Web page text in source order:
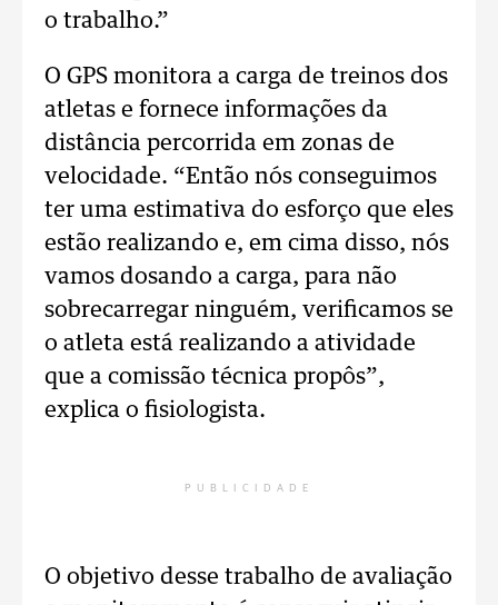
o trabalho.”
O GPS monitora a carga de treinos dos
atletas e fornece informações da
distância percorrida em zonas de
velocidade. “Então nós conseguimos
ter uma estimativa do esforço que eles
estão realizando e, em cima disso, nós
vamos dosando a carga, para não
sobrecarregar ninguém, verificamos se
o atleta está realizando a atividade
que a comissão técnica propôs”,
explica o fisiologista.
PUBLICIDADE
O objetivo desse trabalho de avaliação